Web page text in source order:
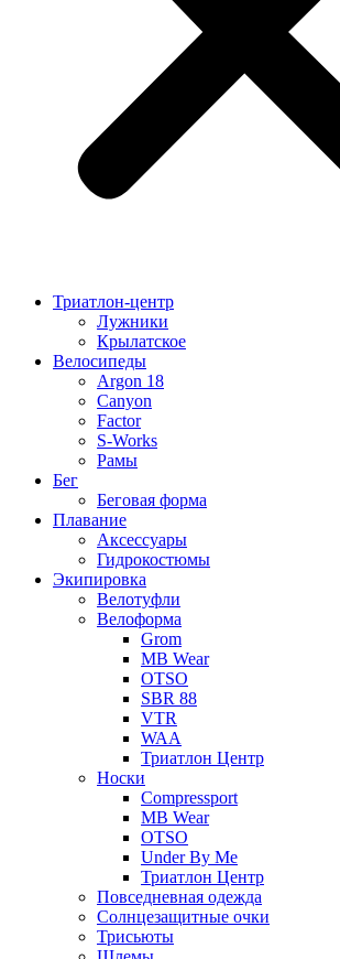
Триатлон-центр
Лужники
Крылатское
Велосипеды
Argon 18
Canyon
Factor
S-Works
Рамы
Бег
Беговая форма
Плавание
Аксессуары
Гидрокостюмы
Экипировка
Велотуфли
Велоформа
Grom
MB Wear
OTSO
SBR 88
VTR
WAA
Триатлон Центр
Носки
Compressport
MB Wear
OTSO
Under By Me
Триатлон Центр
Повседневная одежда
Солнцезащитные очки
Трисьюты